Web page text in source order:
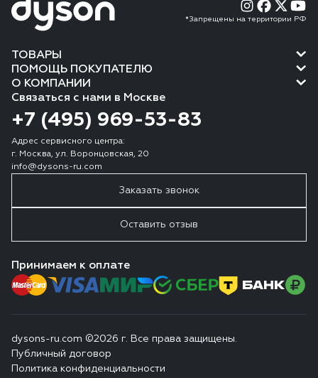
*Запрещены на территории РФ
ТОВАРЫ
ПОМОЩЬ ПОКУПАТЕЛЮ
О КОМПАНИИ
Связаться с нами в Москве
+7 (495) 969-53-83
Адрес сервисного центра:
г. Москва, ул. Воронцовская, 20
info@dysons-ru.com
Заказать звонок
Оставить отзыв
Принимаем к оплате
dysons-ru.com ©2026 г. Все права защищены.
Публичный договор
Политика конфиденциальности